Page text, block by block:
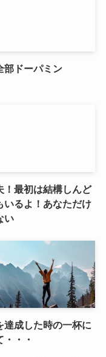
部ドーパミン
！最初は結構しんど
いるよ！あなただけ
い
達成した時の一杯に
・・・